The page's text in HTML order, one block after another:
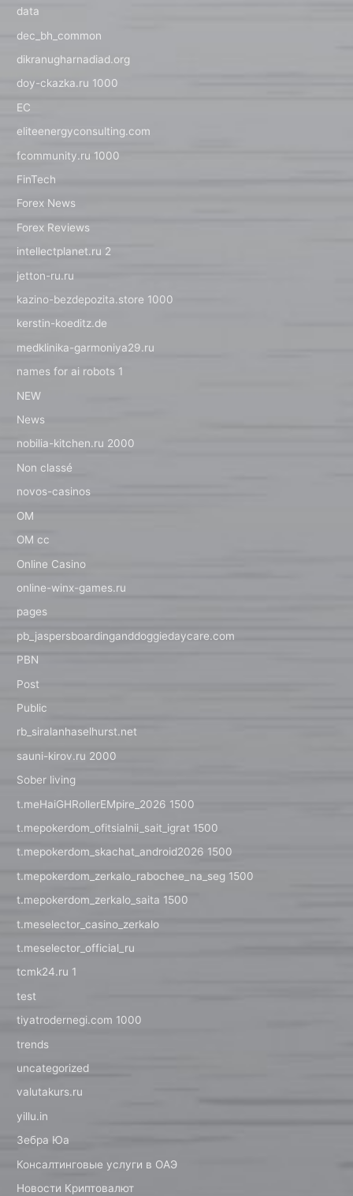
data
dec_bh_common
dikranugharnadiad.org
doy-ckazka.ru 1000
EC
eliteenergyconsulting.com
fcommunity.ru 1000
FinTech
Forex News
Forex Reviews
intellectplanet.ru 2
jetton-ru.ru
kazino-bezdepozita.store 1000
kerstin-koeditz.de
medklinika-garmoniya29.ru
names for ai robots 1
NEW
News
nobilia-kitchen.ru 2000
Non classé
novos-casinos
OM
OM cc
Online Casino
online-winx-games.ru
pages
pb_jaspersboardinganddoggiedaycare.com
PBN
Post
Public
rb_siralanhaselhurst.net
sauni-kirov.ru 2000
Sober living
t.meHaiGHRollerEMpire_2026 1500
t.mepokerdom_ofitsialnii_sait_igrat 1500
t.mepokerdom_skachat_android2026 1500
t.mepokerdom_zerkalo_rabochee_na_seg 1500
t.mepokerdom_zerkalo_saita 1500
t.meselector_casino_zerkalo
t.meselector_official_ru
tcmk24.ru 1
test
tiyatrodernegi.com 1000
trends
uncategorized
valutakurs.ru
yillu.in
Зебра Юа
Консалтинговые услуги в ОАЭ
Новости Криптовалют